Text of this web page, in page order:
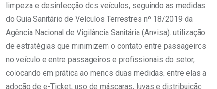
limpeza e desinfecção dos veículos, seguindo as medidas
do Guia Sanitário de Veículos Terrestres nº 18/2019 da
Agência Nacional de Vigilância Sanitária (Anvisa); utilização
de estratégias que minimizem o contato entre passageiros
no veículo e entre passageiros e profissionais do setor,
colocando em prática ao menos duas medidas, entre elas a
adoção de e-Ticket, uso de máscaras, luvas e distribuição